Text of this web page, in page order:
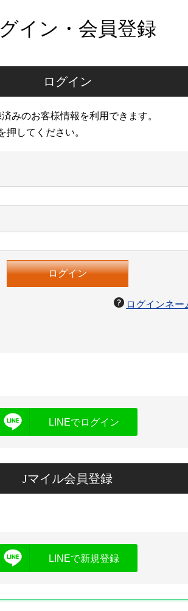
イン・会員登録
ログイン
みのお客様情報を利用できます。
してください。
ログインネ
LINEでログイン
Jマイル会員登録
LINEで新規登録